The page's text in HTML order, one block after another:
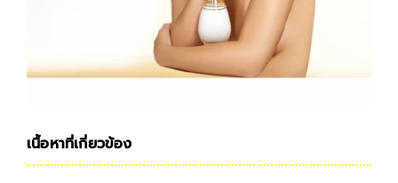
เนื้อหาที่เกี่ยวข้อง